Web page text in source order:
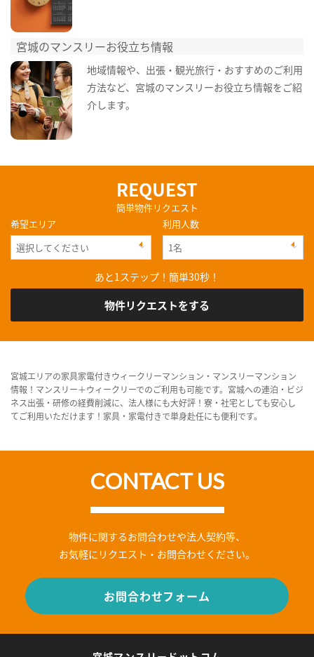
宮城のマンスリーお役立ち情報
地域情報や、出張・観光旅行・おすすめのご利用
方法など、宮城のマンスリーお役立ち情報をご紹
介します。
REQUEST
簡単物件リクエスト
希望エリア
利用人数
あと1ステップ！簡単30秒！
物件リクエストをする
宮城エリアの家具家電付きウィークリーマンション・マンスリーマンション
情報！マンスリー＋ウィークリーでのご利用も可能です。宮城への連泊・ビジ
ネス出張・研修の経費削減に、法人様にも大好評！寮・社宅としても安心し
てご利用いただけます！家具・家電付きで単身赴任にも便利です。
CONTACT US
物件に関するお問合わせや法人契約等、
お気軽にリクエスト・お問合わせください。
お問合わせフォーム